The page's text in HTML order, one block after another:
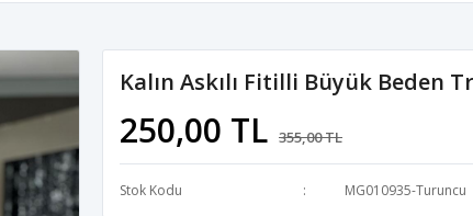
Kalın Askılı Fitilli Büyük Beden
250,00 TL 355,00 TL
Stok Kodu MG010935-Turuncu